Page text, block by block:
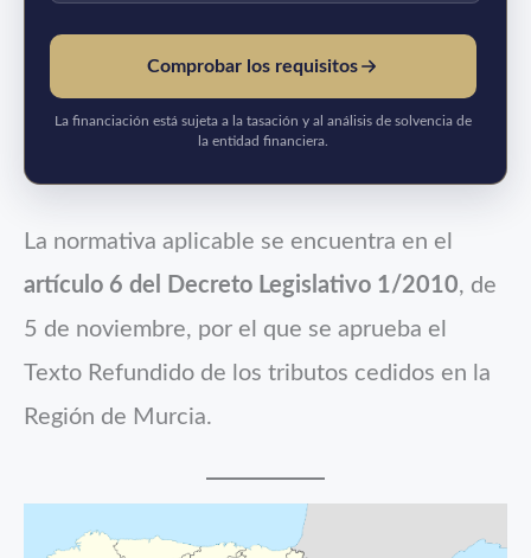
Comprobar los requisitos
La financiación está sujeta a la tasación y al análisis de solvencia de
la entidad financiera.
La normativa aplicable se encuentra en el
artículo 6 del Decreto Legislativo 1/2010, de
5 de noviembre, por el que se aprueba el
Texto Refundido de los tributos cedidos en la
Región de Murcia.